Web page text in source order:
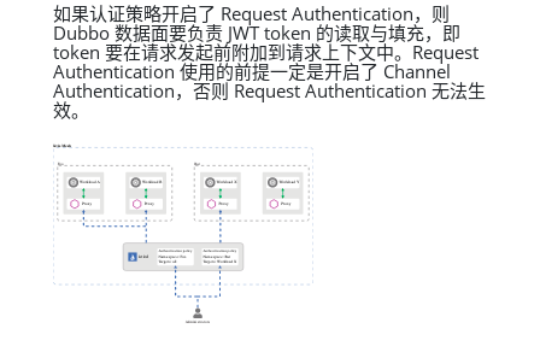
如果认证策略开启了 Request Authentication，则
Dubbo 数据面要负责 JWT token 的读取与填充，即
token 要在请求发起前附加到请求上下文中。Request
Authentication 使用的前提一定是开启了 Channel
Authentication，否则 Request Authentication 无法生
效。